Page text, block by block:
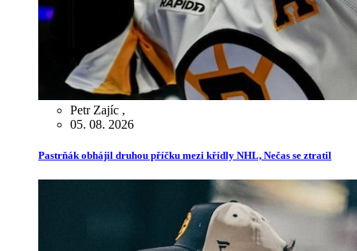
Petr Zajíc ,
05. 08. 2026
Pastrňák obhájil druhou příčku mezi křídly NHL, Nečas se ztratil